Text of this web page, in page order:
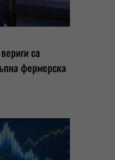
са
фермерска